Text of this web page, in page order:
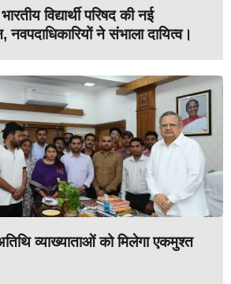
विद्यार्थी परिषद की नई
नवपदाधिकारियों ने संभाला दायित्व।
व्याख्याताओं को मिलेगा एकमुश्त